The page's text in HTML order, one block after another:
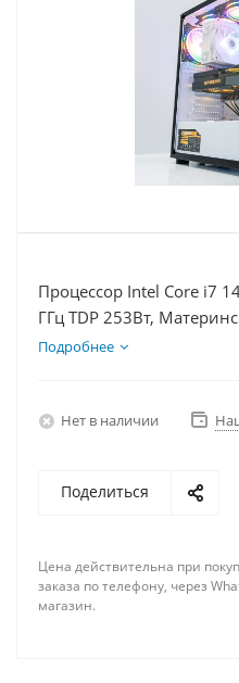
Процессор Intel Core i7
ГГц TDP 253Вт,
E D5, Видеокарта RTX
Подробнее
Нет в наличии
Поделиться
Цена действительна при
заказа по телефону, через
магазин.